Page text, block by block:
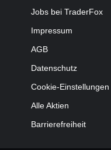
Jobs bei TraderFox
Impressum
AGB
Datenschutz
Cookie-Einstellungen
Alle Aktien
Barrierefreiheit